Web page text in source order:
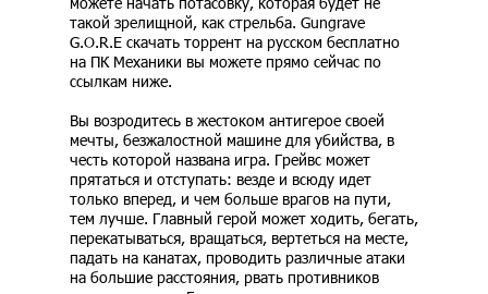
такой зрелищной, как стрельба. Gungrave
G.O.R.E скачать торрент на русском бесплатно
на ПК Механики вы можете прямо сейчас по
ссылкам ниже.
Вы возродитесь в жестоком антигерое своей
мечты, безжалостной машине для убийства, в
честь которой названа игра. Грейвс может
прятаться и отступать: везде и всюду идет
только вперед, и чем больше врагов на пути,
тем лучше. Главный герой может ходить, бегать,
перекатываться, вращаться, вертеться на месте,
падать на канатах, проводить различные атаки
на большие расстояния, рвать противников